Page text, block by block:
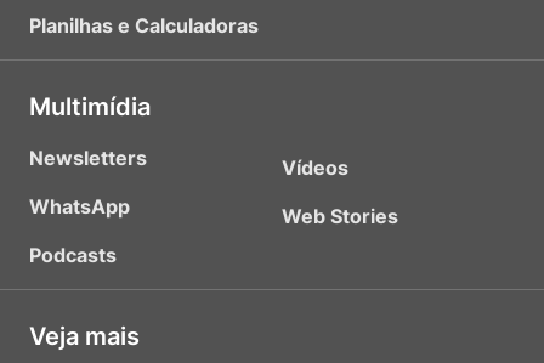
Planilhas e Calculadoras
Multimídia
Newsletters
WhatsApp
Podcasts
Vídeos
Web Stories
Veja mais